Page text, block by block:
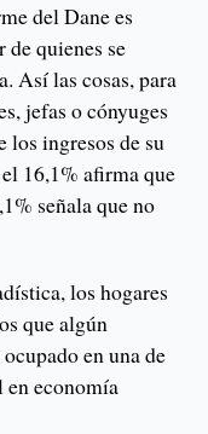
del Dane es
quienes se
Así las cosas, para
jefas o cónyuges
los ingresos de su
16,1% afirma que
señala que no
los hogares
que algún
en una de
economía